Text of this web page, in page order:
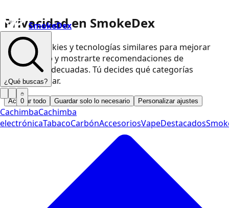
Privacidad en SmokeDex
Usamos cookies y tecnologías similares para mejorar
nuestra web y mostrarte recomendaciones de
productos adecuadas. Tú decides qué categorías
podemos usar.
Aceptar todo Guardar solo lo necesario Personalizar ajustes
SmokeDex
¿Qué buscas?
0
CachimbaCachimba
electrónicaTabacoCarbónAccesoriosVapeDestacados